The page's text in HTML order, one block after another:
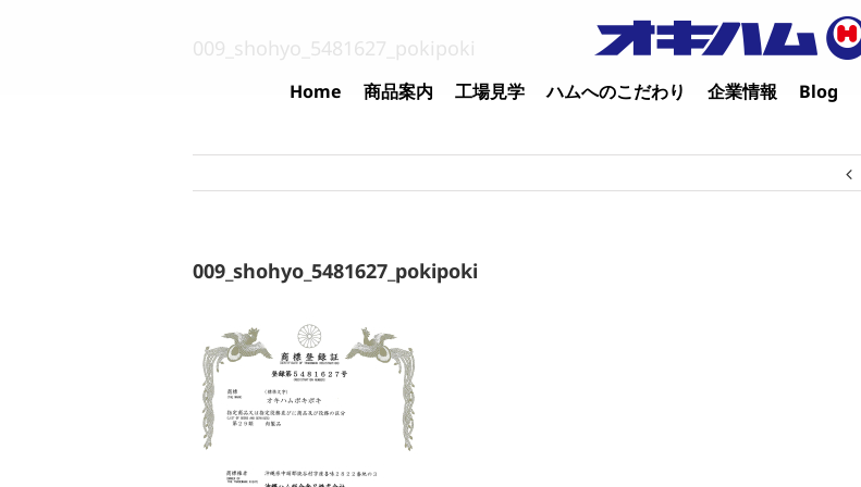
Home 商品案内 工場見学 ハムへのこだわり 企業情報 Blog
009_shohyo_5481627_pokipoki
009_shohyo_5481627_pokipoki